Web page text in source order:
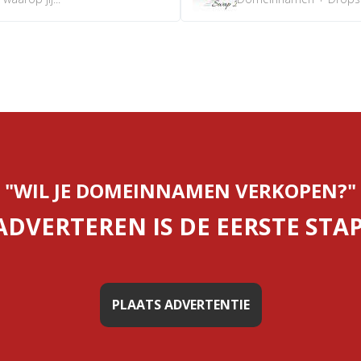
"WIL JE DOMEINNAMEN VERKOPEN?"
IS DE EERSTE
PLAATS ADVERTENTIE